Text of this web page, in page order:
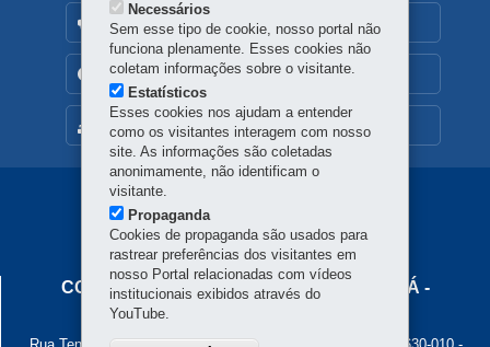
MAPA DO SITE
OUVIDORIA
TRANSPARÊNCIA INSTITUCIONAL
Navegação
Principal
Cohapar
COMPANHIA DE HABITAÇÃO DO PARANÁ -
Necessários
Sem esse tipo de cookie, nosso portal não
funciona plenamente. Esses cookies não
coletam informações sobre o visitante.
Estatísticos
Esses cookies nos ajudam a entender
como os visitantes interagem com nosso
site. As informações são coletadas
anonimamente, não identificam o
visitante.
Propaganda
Cookies de propaganda são usados para
rastrear preferências dos visitantes em
nosso Portal relacionadas com vídeos
institucionais exibidos através do
YouTube.